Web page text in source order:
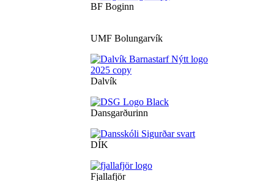
BF Boginn
UMF Bolungarvík
Dalvík
Dansgarðurinn
DÍK
Fjallafjör